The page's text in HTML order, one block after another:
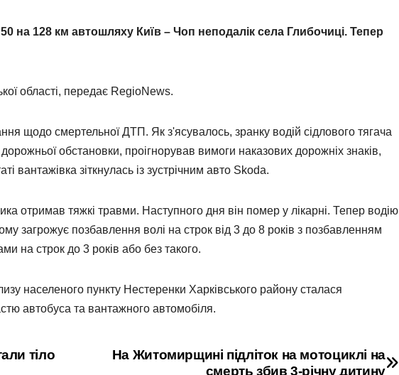
на 128 км автошляху Київ – Чоп неподалік села Глибочиці. Тепер
області, передає RegioNews.
щодо смертельної ДТП. Як з'ясувалось, зранку водій сідлового тягача
обстановки, проігнорував вимоги наказових дорожніх знаків,
вантажівка зіткнулась із зустрічним авто Skoda.
отримав тяжкі травми. Наступного дня він помер у лікарні. Тепер водію
загрожує позбавлення волі на строк від 3 до 8 років з позбавленням
на строк до 3 років або без такого.
населеного пункту Нестеренки Харківського району сталася
автобуса та вантажного автомобіля.
На Житомирщині підліток на мотоциклі на
смерть збив 3-річну дитину
тіло